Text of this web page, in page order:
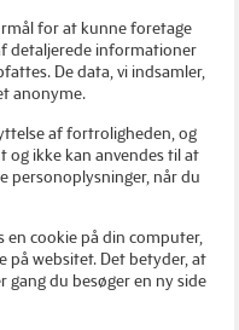
for at kunne foretage
detaljerede informationer
De data, vi indsamler,
anonyme.
af fortroligheden, og
og ikke kan anvendes til at
personoplysninger, når du
en cookie på din computer,
på websitet. Det betyder, at
gang du besøger en ny side